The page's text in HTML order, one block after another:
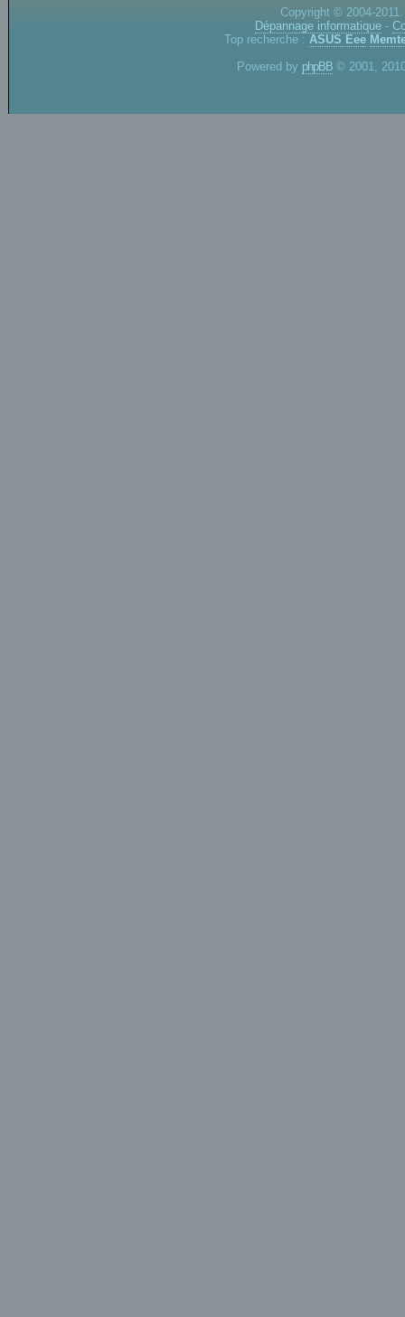
Copyright © 2004-
Dépannage informatique -
Top recherche : ASUS Eee
Powered by phpBB © 2001,